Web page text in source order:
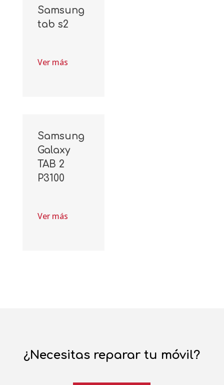
Samsung
tab s2
Ver más
Samsung
Galaxy
TAB 2
P3100
Ver más
¿Necesitas reparar tu móvil?